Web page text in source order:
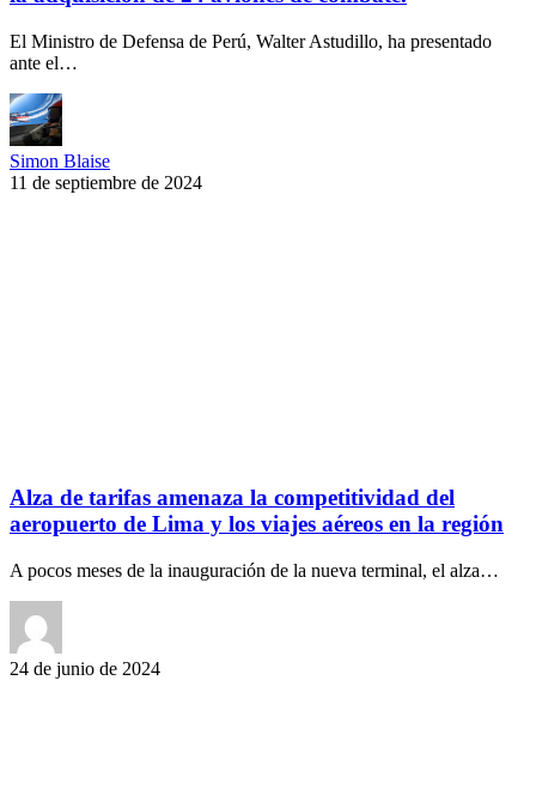
El Ministro de Defensa de Perú, Walter Astudillo, ha presentado
ante el…
Simon Blaise
11 de septiembre de 2024
Alza de tarifas amenaza la competitividad del
aeropuerto de Lima y los viajes aéreos en la región
A pocos meses de la inauguración de la nueva terminal, el alza…
24 de junio de 2024